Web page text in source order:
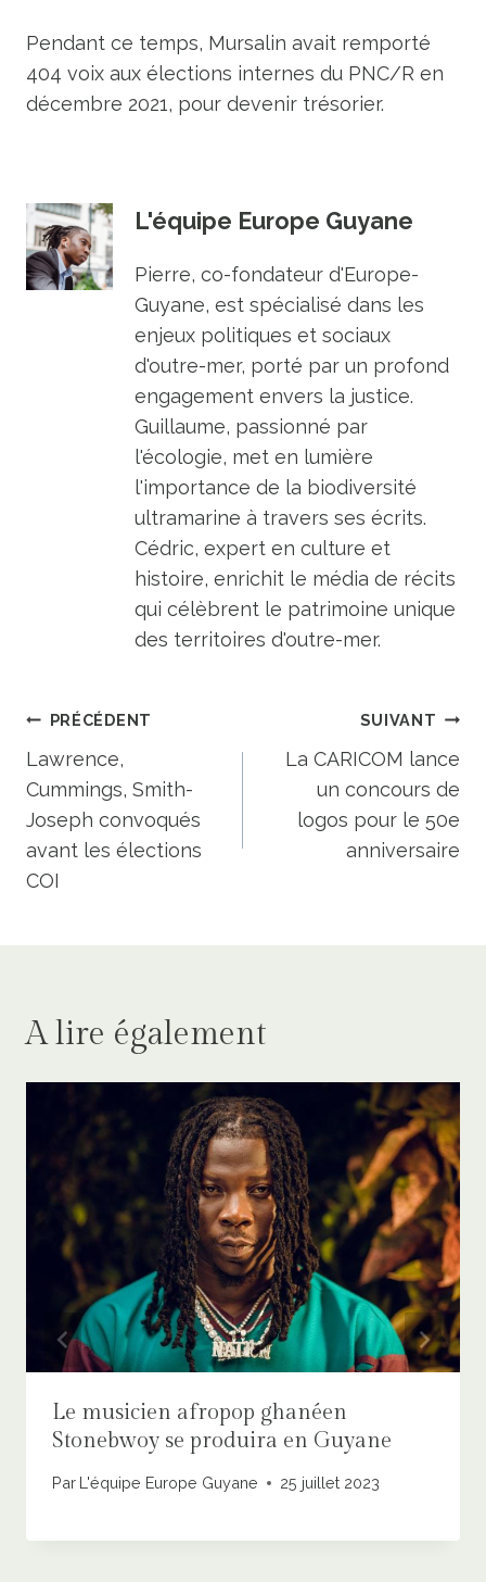
Pendant ce temps, Mursalin avait remporté
404 voix aux élections internes du PNC/R en
décembre 2021, pour devenir trésorier.
L'équipe Europe Guyane
Pierre, co-fondateur d'Europe-
Guyane, est spécialisé dans les
enjeux politiques et sociaux
d'outre-mer, porté par un profond
engagement envers la justice.
Guillaume, passionné par
l'écologie, met en lumière
l'importance de la biodiversité
ultramarine à travers ses écrits.
Cédric, expert en culture et
histoire, enrichit le média de récits
qui célèbrent le patrimoine unique
des territoires d'outre-mer.
Navigation
de
l’article
PRÉCÉDENT
Lawrence,
Cummings, Smith-
Joseph convoqués
avant les élections
COI
SUIVANT
La CARICOM lance
un concours de
logos pour le 50e
anniversaire
A lire également
Le musicien afropop ghanéen
Stonebwoy se produira en Guyane
Par L'équipe Europe Guyane 25 juillet 2023